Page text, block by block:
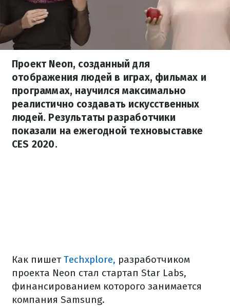
Проект Neon, созданный для
отображения людей в играх, фильмах и
программах, научился максимально
реалистично создавать искусственных
людей. Результаты разработчики
показали на ежегодной техновыставке
CES 2020.
Как пишетTechxplore, разработчиком
проекта Neon стал стартап Star Labs,
финансированием которого занимается
компания Samsung.